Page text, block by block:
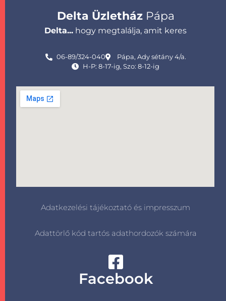
Delta ÜzletházPápa
Delta... hogy megtalálja, amit keres
06-89/324-040
Pápa, Ady sétány 4/a.
H-P: 8-17-ig, Szo: 8-12-ig
Adatkezelési tájékoztató és impresszum
Adattörlő kód tartós adathordozók számára
Facebook